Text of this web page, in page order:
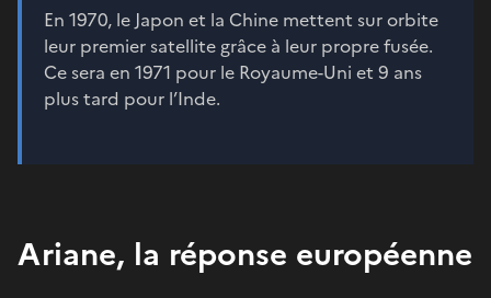
En 1970, le Japon et la Chine mettent sur orbite
leur premier satellite grâce à leur propre fusée.
Ce sera en 1971 pour le Royaume-Uni et 9 ans
plus tard pour l’Inde.
Ariane, la réponse européenne